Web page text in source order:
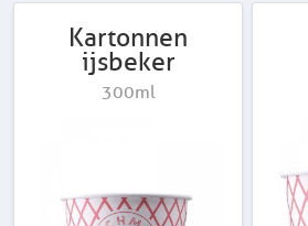
Kartonnen
ijsbeker
300ml